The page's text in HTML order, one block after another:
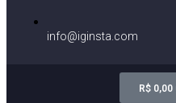
info@iginsta.com
R$0,00